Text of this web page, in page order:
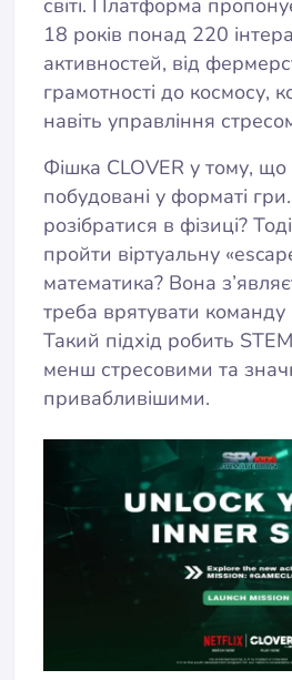
світі. Платформа
18 років понад 220
активностей, від
грамотності до космосу,
навіть управління
Фішка CLOVER у тому, що
побудовані у форматі
розібратися в фізиці?
пройти віртуальну
математика? Вона
треба врятувати
Такий підхід робить
менш стресовими та
привабливішими.